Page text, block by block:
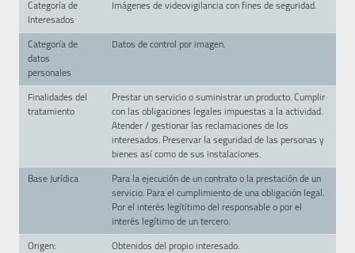
Categoría de
Interesados
Imágenes de videovigilancia con fines de seguridad.
Categoría de
datos
personales
Datos de control por imagen.
Finalidades del
tratamiento
Prestar un servicio o suministrar un producto. Cumplir
con las obligaciones legales impuestas a la actividad.
Atender / gestionar las reclamaciones de los
interesados. Preservar la seguridad de las personas y
bienes así como de sus instalaciones.
Base Jurídica
Para la ejecución de un contrato o la prestación de un
servicio. Para el cumplimiento de una obligación legal.
Por el interés legítítimo del responsable o por el
interés legítimo de un tercero.
Origen:
Obtenidos del propio interesado.